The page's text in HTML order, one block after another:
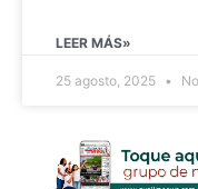
LEER MÁS»
25 agosto, 2025